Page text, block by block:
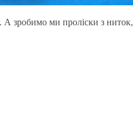
А зробимо ми проліски з ниток,